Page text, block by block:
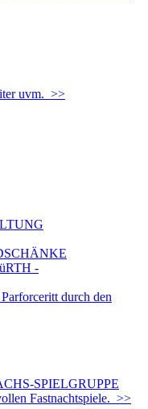
uvm. >>
-
durch den
SPIELGRUPPE
Fastnachtspiele. >>